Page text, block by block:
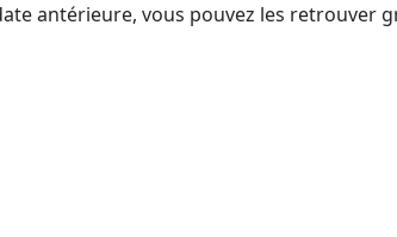
antérieure, vous pouvez les retrouver